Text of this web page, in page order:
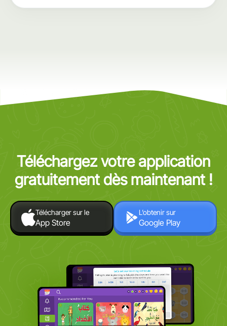
Téléchargez votre application
gratuitement dès maintenant !
Télécharger sur le
App Store
L’obtenir sur
Google Play